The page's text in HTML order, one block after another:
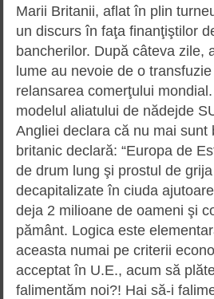
Marii Britanii, aflat în plin
un discurs în faţa finan­ţiştilor
bancherilor. După câteva zile,
lume au nevoie de o
relansarea comerţului
modelul aliatului de nădejde
Angliei declara că nu mai
britanic declară: “Europa de
de drum lung şi prostul de
decapitalizate în ciuda
deja 2 milioane de oameni şi
pământ. Logica este
aceasta numai pe criterii
acceptat în U.E., acum să
falimentăm noi?! Hai să-i